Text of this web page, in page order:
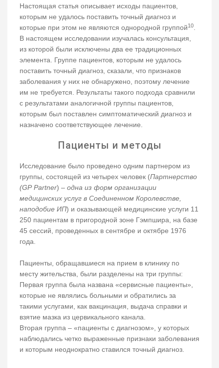
Настоящая статья описывает исходы пациентов,
которым не удалось поставить точный диагноз и
которые при этом не являются однородной группой10.
В настоящем исследовании изучалась консультация,
из которой были исключены два ее традиционных
элемента. Группе пациентов, которым не удалось
поставить точный диагноз, сказали, что признаков
заболевания у них не обнаружено, поэтому лечение
им не требуется. Результаты такого подхода сравнили
с результатами аналогичной группы пациентов,
которым был поставлен симптоматический диагноз и
назначено соответствующее лечение.
Пациенты и методы
Исследование было проведено одним партнером из
группы, состоящей из четырех человек (Партнерство
(GP Partner) – одна из форм организации
медицинских услуг в Соединенном Королевстве,
наподобие ИП) и оказывающей медицинские услуги 11
250 пациентам в пригородной зоне Гэмпшира, на базе
45 сессий, проведенных в сентябре и октябре 1976
года.
Пациенты, обращавшиеся на прием в клинику по
месту жительства, были разделены на три группы:
Первая группа была названа «сервисные пациенты»,
которые не являлись больными и обратились за
такими услугами, как вакцинация, выдача справки и
взятие мазка из цервикального канала.
Вторая группа – «пациенты с диагнозом», у которых
наблюдались четко выраженные признаки заболевания
и которым неоднократно ставился точный диагноз.